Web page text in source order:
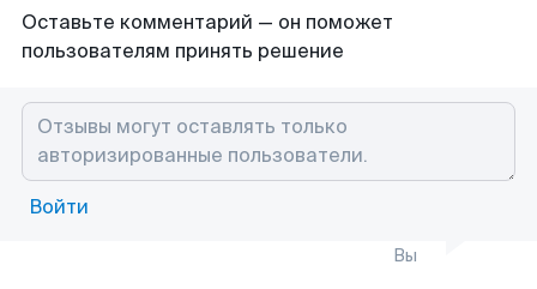
Оставьте комментарий — он поможет
пользователям принять решение
Войти
Вы